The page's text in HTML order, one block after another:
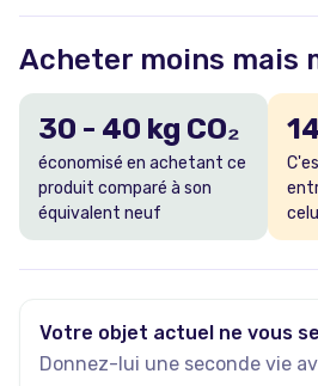
Acheter moins mais
30 - 40 kg CO₂
économisé en achetant ce
produit comparé à son
équivalent neuf
Votre objet actuel ne vous
Donnez-lui une seconde vie